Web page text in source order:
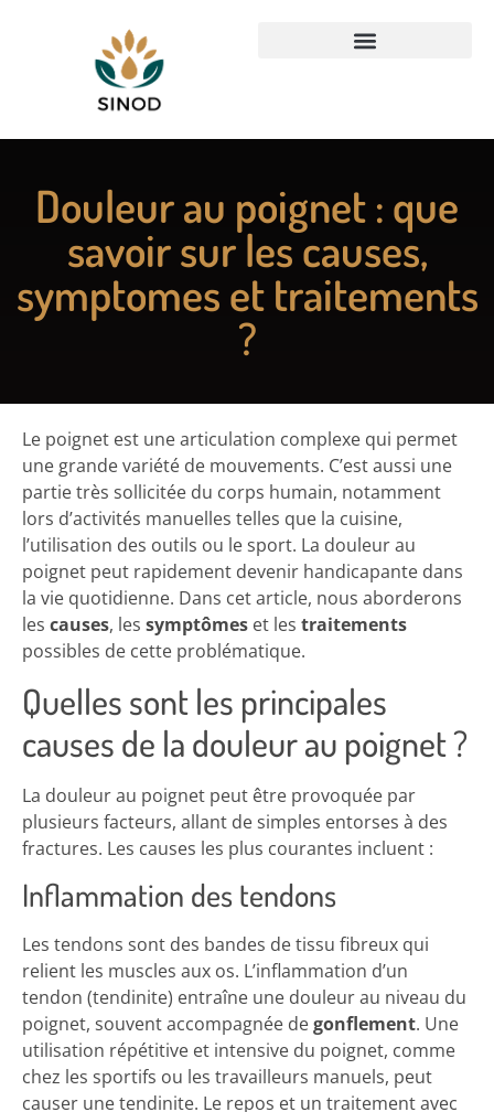
Douleur au poignet : que
savoir sur les causes,
symptomes et traitements
?
Le poignet est une articulation complexe qui permet
une grande variété de mouvements. C’est aussi une
partie très sollicitée du corps humain, notamment
lors d’activités manuelles telles que la cuisine,
l’utilisation des outils ou le sport. La douleur au
poignet peut rapidement devenir handicapante dans
la vie quotidienne. Dans cet article, nous aborderons
les causes, les symptômes et les traitements
possibles de cette problématique.
Quelles sont les principales
causes de la douleur au poignet ?
La douleur au poignet peut être provoquée par
plusieurs facteurs, allant de simples entorses à des
fractures. Les causes les plus courantes incluent :
Inflammation des tendons
Les tendons sont des bandes de tissu fibreux qui
relient les muscles aux os. L’inflammation d’un
tendon (tendinite) entraîne une douleur au niveau du
poignet, souvent accompagnée degonflement. Une
utilisation répétitive et intensive du poignet, comme
chez les sportifs ou les travailleurs manuels, peut
causer une tendinite. Le repos et un traitement avec